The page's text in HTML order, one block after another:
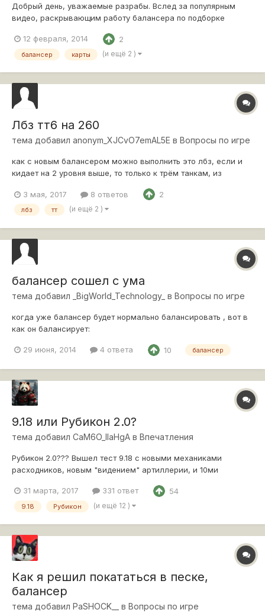
Добрый день, уважаемые разрабы. Вслед за популярным
видео, раскрывающим работу балансера по подборке
по подбору карт? Ситуация, когда из 10 боев выпадает 3
карты, причем с одинаковыми респами, случается довольно
12 февраля, 2014 2
балансер карты (и ещё 2 )
Лбз тт6 на 260
тема добавил anonym_XJCvO7emAL5E в Вопросы по игре
как с новым балансером можно выполнить это лбз, если и
кидает на 2 уровня выше, то только к трём танкам, из
удачу?
3 мая, 2017 8 ответов 2
лбз тт (и ещё 2 )
балансер сошел с ума
тема добавил _BigWorld_Technology_ в Вопросы по игре
когда уже балансер будет нормально балансировать , вот в
как он балансирует:
29 июня, 2014 4 ответа 10 балансер
9.18 или Рубикон 2.0?
тема добавил CaM6O_IIaHgA в Впечатления
Рубикон 2.0??? Вышел тест 9.18 с новыми механиками
расходников, новым "видением" артиллерии, и 10ми
WoTFK???? Начнем по порядку: Артиллерия. Я конечно
понимаю, тесты всякие, опросы, итерации! Но то что
31 марта, 2017 331 ответ 54
9.18 Рубикон (и ещё 12 )
Как я решил покататься в песке,
балансер
тема добавил PaSHOCK__ в Вопросы по игре